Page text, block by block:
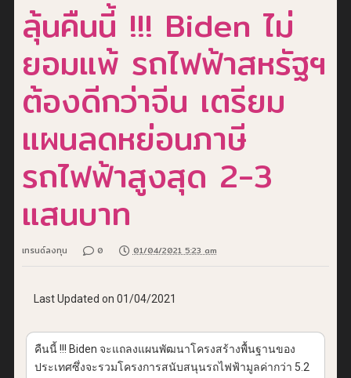
ลุ้นคืนนี้ !!! Biden ไม่
ยอมแพ้ รถไฟฟ้าสหรัฐฯ
ต้องดีกว่าจีน เตรียม
แผนลดหย่อนภาษี
รถไฟฟ้าสูงสุด 2-3
แสนบาท
เทรนด์ลงทุน 0 01/04/2021 5:23 am
Last Updated on 01/04/2021
คืนนี้!!! Biden จะแถลงแผนพัฒนาโครงสร้างพื้นฐานของ
ประเทศซึ่งจะรวมโครงการสนับสนุนรถไฟฟ้ามูลค่ากว่า 5.2